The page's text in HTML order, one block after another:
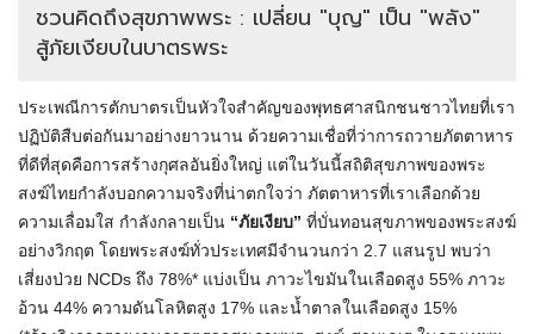
ชวนคิดถึงสุขภาพพระ : เปลี่ยน "บุญ" เป็น "พลัง"
สู้ภัยเงียบในบาตรพระ
ประเพณีการตักบาตรเป็นหัวใจสำคัญของพุทธศาสนิกชนชาวไทยที่เรา
ปฏิบัติสืบต่อกันมาอย่างยาวนาน ด้วยความเชื่อที่ว่าการถวายภัตตาหาร
ที่ดีที่สุดคือการสร้างกุศลอันยิ่งใหญ่ แต่ในวันนี้สถิติสุขภาพของพระ
สงฆ์ไทยกำลังบอกความจริงที่น่าตกใจว่า ภัตตาหารที่เราเลือกด้วย
ความเลื่อมใส กำลังกลายเป็น “ภัยเงียบ” ที่บั่นทอนสุขภาพของพระสงฆ์
อย่างวิกฤต โดยพระสงฆ์ทั่วประเทศมีจำนวนกว่า 2.7 แสนรูป พบว่า
เสี่ยงป่วย NCDs ถึง 78%* แบ่งเป็น ภาวะไขมันในเลือดสูง 55% ภาวะ
อ้วน 44% ความดันโลหิตสูง 17% และน้ำตาลในเลือดสูง 15%